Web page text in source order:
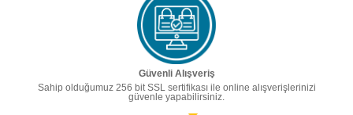
Güvenli Alışveriş
Sahip olduğumuz 256 bit SSL sertifikası ile online alışverişlerinizi
güvenle yapabilirsiniz.